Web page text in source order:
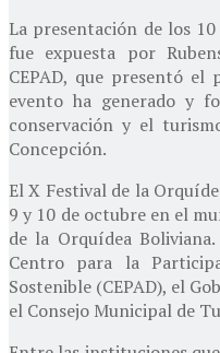
La presentación de los
fue expuesta por
CEPAD, que presentó el
evento ha generado y
conservación y el
Concepción.
El X Festival de la
9 y 10 de octubre en el
de la Orquídea
Centro para la
Sostenible (CEPAD), el
el Consejo Municipal de